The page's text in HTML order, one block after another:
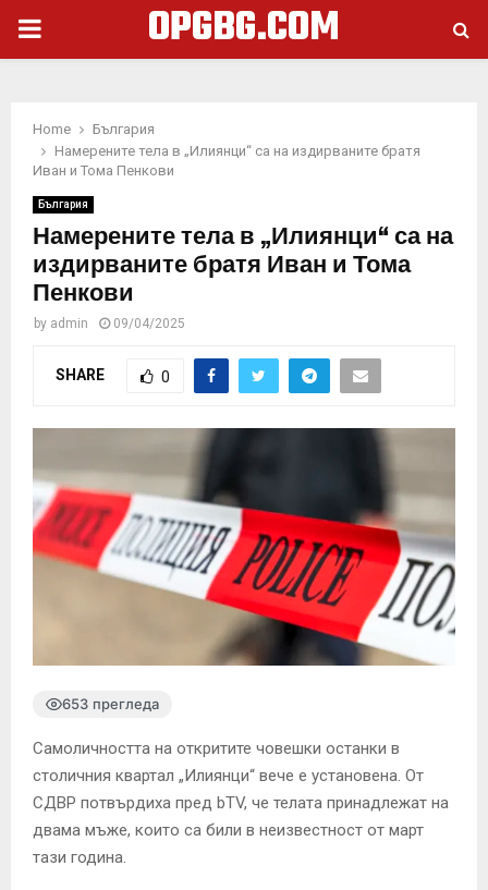
PRIMARY
OPGBG.COM
Home
България
Намерените тела в „Илиянци“ са на издирваните братя
Иван и Тома Пенкови
България
Намерените тела в „Илиянци“ са на
издирваните братя Иван и Тома
Пенкови
by admin 09/04/2025
SHARE 0
653 прегледа
Самоличността на откритите човешки останки в
столичния квартал „Илиянци“ вече е установена. От
СДВР потвърдиха пред bTV, че телата принадлежат на
двама мъже, които са били в неизвестност от март
тази година.